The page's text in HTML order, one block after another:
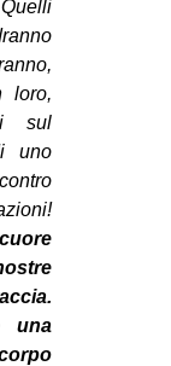
loro,
sul
uno
una